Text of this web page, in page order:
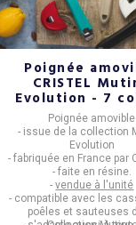
Poignée
CRISTEL
Evolution - 7
Poignée amovible
- issue de la collection
Evolution
- fabriquée en France par
- faite en résine.
-vendue à l'unité
- compatible avec les
poêles et sauteuses